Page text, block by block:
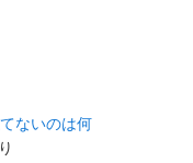
ないのは何